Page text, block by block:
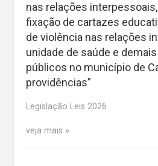
nas relações
fixação de cartazes
de violência nas relações
unidade de saúde e
públicos no município de
providências”
Legislação Leis 2026
veja mais